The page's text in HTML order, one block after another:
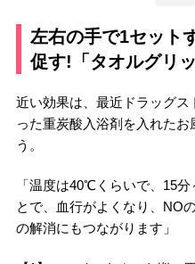
左右の手で1セット
促す!「タオルグリッ
近い効果は、最近ドラッグ
った重炭酸入浴剤を入れた
う。
「温度は40℃くらいで、15
とで、血行がよくなり、NO
の解消にもつながります」